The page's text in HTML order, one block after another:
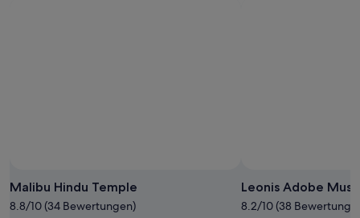
Malibu Hindu Temple
8.8/10 (34 Bewertungen)
Leonis Adobe
8.2/10 (38